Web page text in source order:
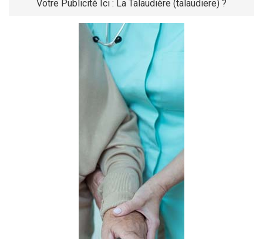
Votre Publicité Ici : La Talaudière (talaudiere) ?